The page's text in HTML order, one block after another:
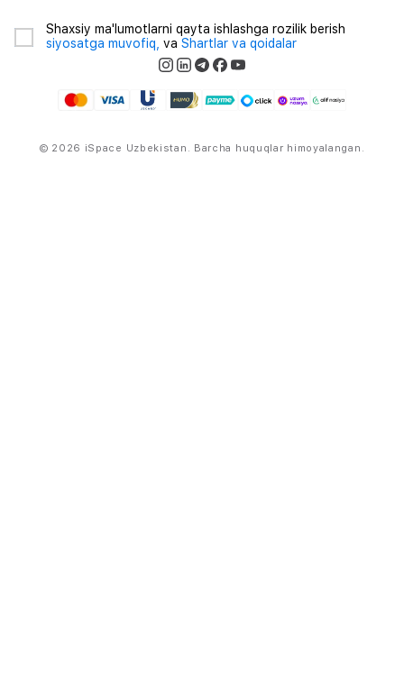
Shaxsiy ma'lumotlarni qayta ishlashga rozilik berish
siyosatga muvofiq, va Shartlar va qoidalar
© 2026 iSpace Uzbekistan. Barcha huquqlar himoyalangan.